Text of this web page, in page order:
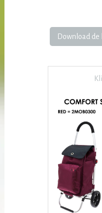
Download de